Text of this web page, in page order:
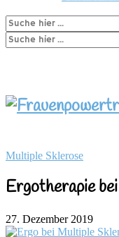
Multiple Sklerose
Ergotherapie
27. Dezember 2019